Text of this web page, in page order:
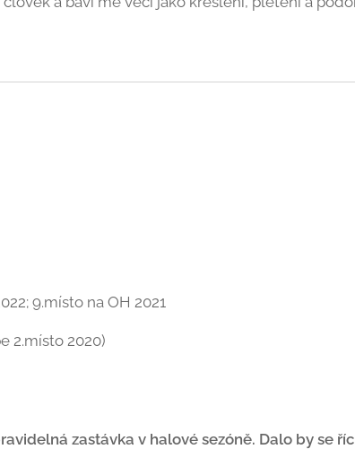
9.místo na OH 2021
2.místo 2020)
zastávka v halové sezóně. Dalo by se